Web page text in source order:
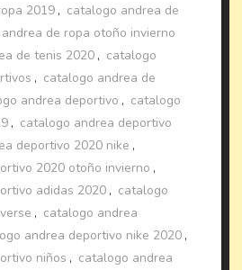
2019 , catalogo andrea de
de ropa otoño invierno
de tenis 2020 , catalogo
, catalogo andrea de
andrea deportivo , catalogo
, catalogo andrea deportivo
deportivo 2020 nike ,
2020 otoño invierno ,
adidas 2020 , catalogo
, catalogo andrea
andrea deportivo nike 2020 ,
niños , catalogo andrea